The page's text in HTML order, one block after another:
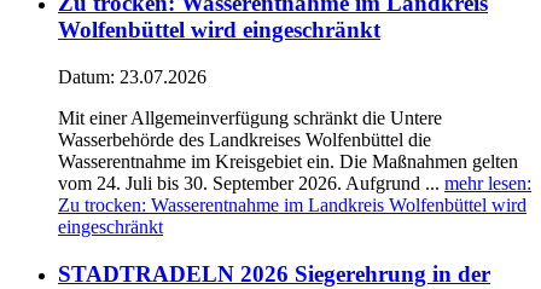
Wolfenbüttel wird eingeschränkt
Datum: 23.07.2026
Mit einer Allgemeinverfügung schränkt die Untere
Wasserbehörde des Landkreises Wolfenbüttel die
Wasserentnahme im Kreisgebiet ein. Die Maßnahmen gelten
vom 24. Juli bis 30. September 2026. Aufgrund ... mehr lesen:
Zu trocken: Wasserentnahme im Landkreis Wolfenbüttel wird
eingeschränkt
STADTRADELN 2026 Siegerehrung in der